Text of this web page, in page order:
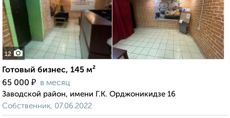
12
Готовый бизнес, 145 м²
65 000 ₽ в месяц
Заводской район, имени Г.К. Орджоникидзе 16
Собственник, 07.06.2022